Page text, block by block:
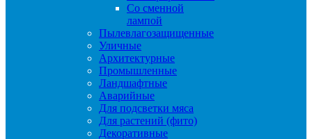
Со сменной
лампой
Пылевлагозащищенные
Уличные
Архитектурные
Промышленные
Ландшафтные
Аварийные
Для подсветки мяса
Для растений (фито)
Декоративные